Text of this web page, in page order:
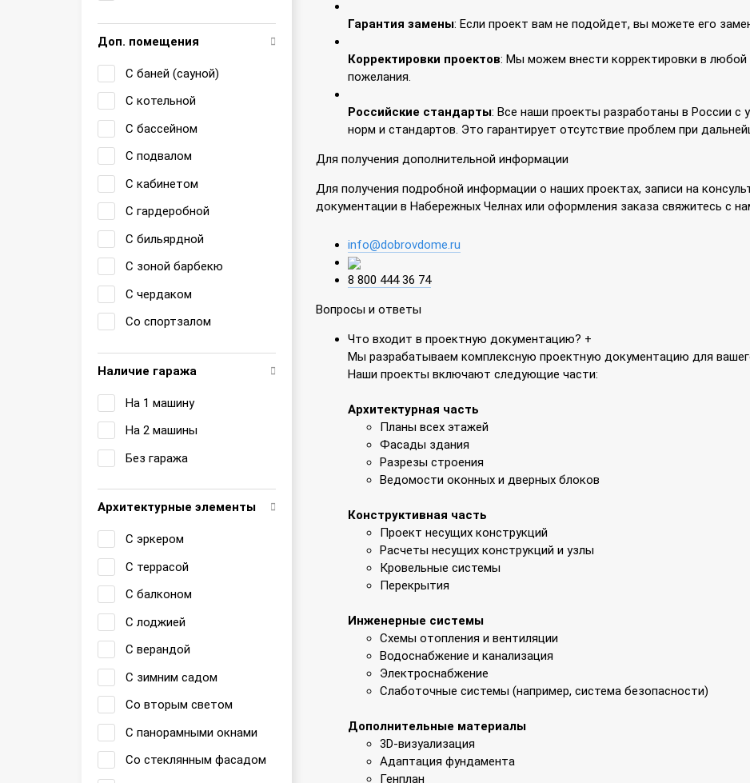
Доп. помещения
С баней (сауной)
С котельной
С бассейном
С подвалом
С кабинетом
С гардеробной
С бильярдной
С зоной барбекю
С чердаком
Со спортзалом
Наличие гаража
На 1 машину
На 2 машины
Без гаража
Архитектурные элементы
С эркером
С террасой
С балконом
С лоджией
С верандой
С зимним садом
Со вторым светом
С панорамными окнами
Со стеклянным фасадом
Гарантия замены: Если проект вам не подойдет, вы можете его
Корректировки проектов: Мы можем внести корректировки в любой
пожелания.
Российские стандарты: Все наши проекты разработаны в России с
норм и стандартов. Это гарантирует отсутствие проблем при
Для получения дополнительной информации
Для получения подробной информации о наших проектах, записи на
документации в Набережных Челнах или оформления заказа свяжитесь с
info@dobrovdome.ru
8 800 444 36 74
Вопросы и ответы
Что входит в проектную документацию? +
Мы разрабатываем комплексную проектную документацию для
Наши проекты включают следующие части:
Архитектурная часть
Планы всех этажей
Фасады здания
Разрезы строения
Ведомости оконных и дверных блоков
Конструктивная часть
Проект несущих конструкций
Расчеты несущих конструкций и узлы
Кровельные системы
Перекрытия
Инженерные системы
Схемы отопления и вентиляции
Водоснабжение и канализация
Электроснабжение
Слаботочные системы (например, система безопасности)
Дополнительные материалы
3D-визуализация
Адаптация фундамента
Генплан